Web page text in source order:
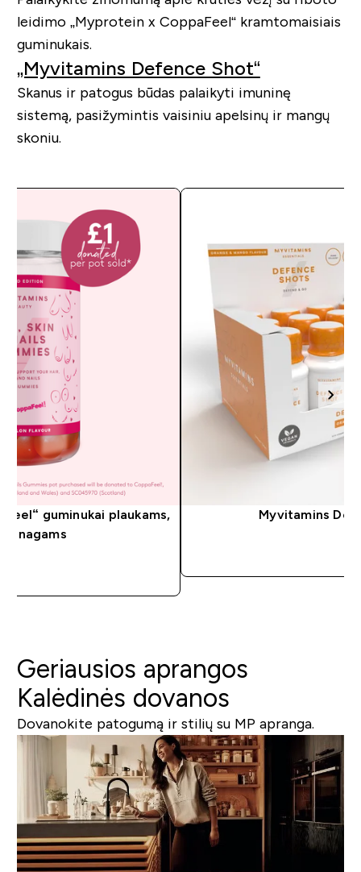
leidimo „Myprotein x CoppaFeel“ kramtomaisiais
guminukais.
„Myvitamins Defence Shot“
Skanus ir patogus būdas palaikyti imuninę
sistemą, pasižymintis vaisiniu apelsinų ir mangų
skoniu.
guminukai plaukams,
ir nagams
Myvitamins
Geriausios aprangos
Kalėdinės dovanos
Dovanokite patogumą ir stilių su MP apranga.